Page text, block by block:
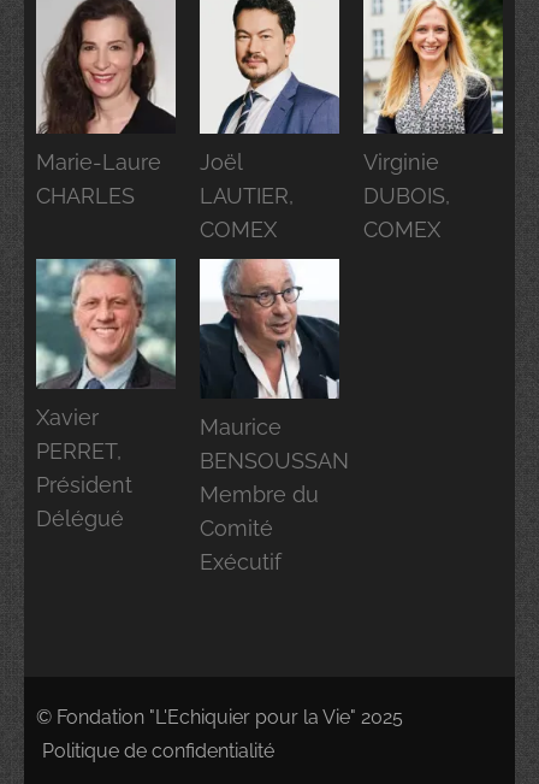
Marie-Laure
CHARLES
Joël
LAUTIER,
COMEX
Virginie
DUBOIS,
COMEX
Xavier
PERRET,
Président
Délégué
Maurice
BENSOUSSAN
Membre du
Comité
Exécutif
© Fondation "L'Echiquier pour la Vie" 2025
Politique de confidentialité